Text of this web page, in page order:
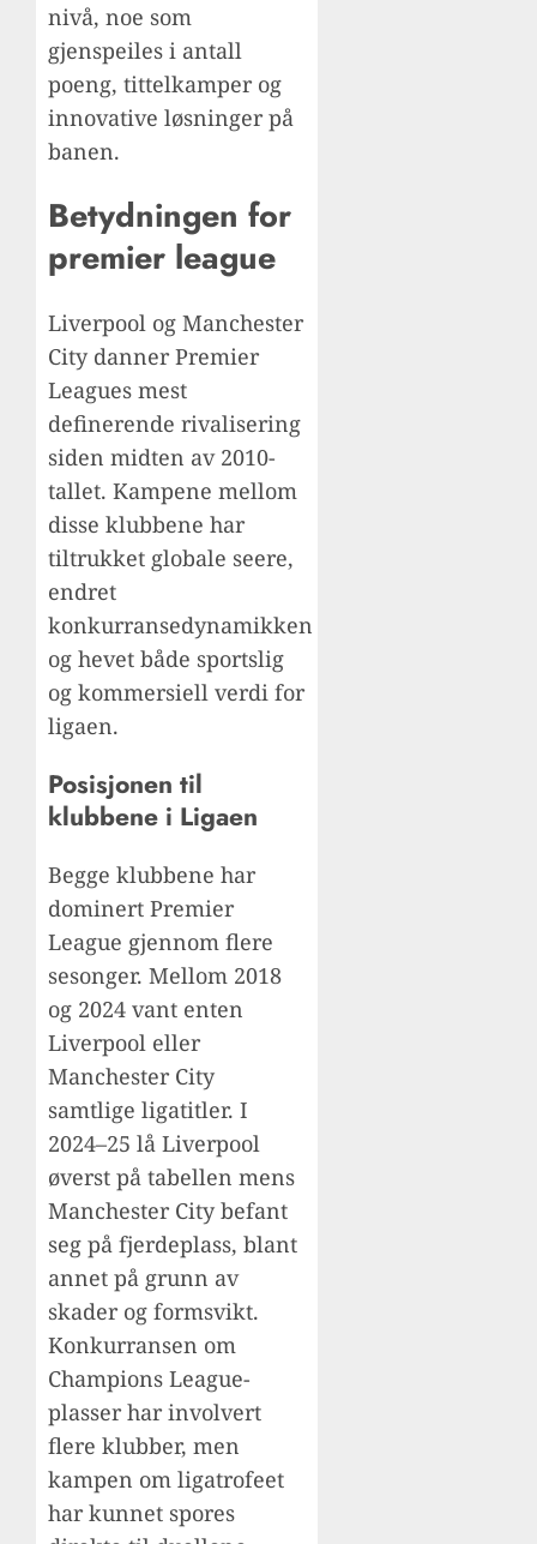
nivå, noe som
gjenspeiles i antall
poeng, tittelkamper og
innovative løsninger på
banen.
Betydningen for
premier league
Liverpool og Manchester
City danner Premier
Leagues mest
definerende rivalisering
siden midten av 2010-
tallet. Kampene mellom
disse klubbene har
tiltrukket globale seere,
endret
konkurransedynamikken
og hevet både sportslig
og kommersiell verdi for
ligaen.
Posisjonen til
klubbene i Ligaen
Begge klubbene har
dominert Premier
League gjennom flere
sesonger. Mellom 2018
og 2024 vant enten
Liverpool eller
Manchester City
samtlige ligatitler. I
2024–25 lå Liverpool
øverst på tabellen mens
Manchester City befant
seg på fjerdeplass, blant
annet på grunn av
skader og formsvikt.
Konkurransen om
Champions League-
plasser har involvert
flere klubber, men
kampen om ligatrofeet
har kunnet spores